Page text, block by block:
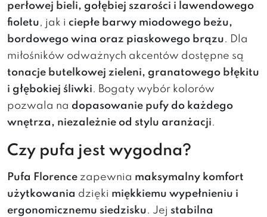
perłowej bieli, gołębiej szarości i lawendowego
fioletu, jak i ciepłe barwy miodowego beżu,
bordowego wina oraz piaskowego brązu. Dla
miłośników odważnych akcentów dostępne są
tonacje butelkowej zieleni, granatowego błękitu
i głębokiej śliwki. Bogaty wybór kolorów
pozwala na dopasowanie pufy do każdego
wnętrza, niezależnie od stylu aranżacji.
Czy pufa jest wygodna?
Pufa Florence zapewnia maksymalny komfort
użytkowania dzięki miękkiemu wypełnieniu i
ergonomicznemu siedzisku. Jej stabilna